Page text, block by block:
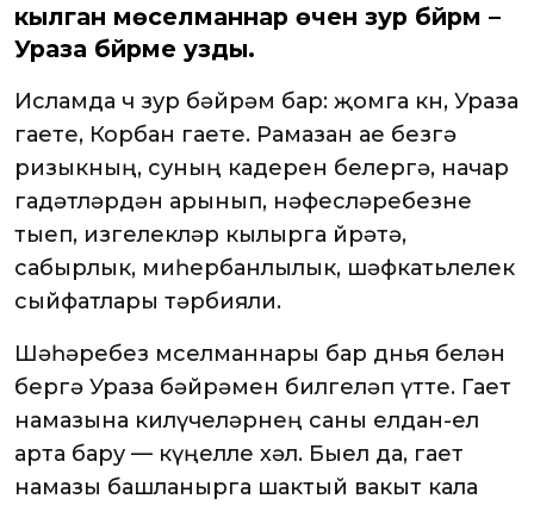
кылган мөселманнар өчен зур бәйрәм –
Ураза бәйрәме узды.
Исламда өч зур бәйрәм бар: җомга көн, Ураза
гаете, Корбан гаете. Рамазан ае безгә
ризыкның, суның кадерен белергә, начар
гадәтләрдән арынып, нәфесләребезне
тыеп, изгелекләр кылырга өйрәтә,
сабырлык, миһербанлылык, шәфкатьлелек
сыйфатлары тәрбияли.
Шәһәребез мөселманнары бар дөнья белән
бергә Ураза бәйрәмен билгеләп үтте. Гает
намазына килүчеләрнең саны елдан-ел
арта бару — күңелле хәл. Быел да, гает
намазы башланырга шактый вакыт кала